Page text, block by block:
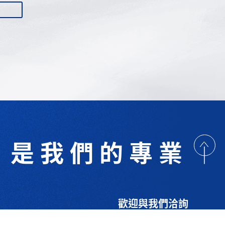
是我們的專業
歡迎與我們洽詢